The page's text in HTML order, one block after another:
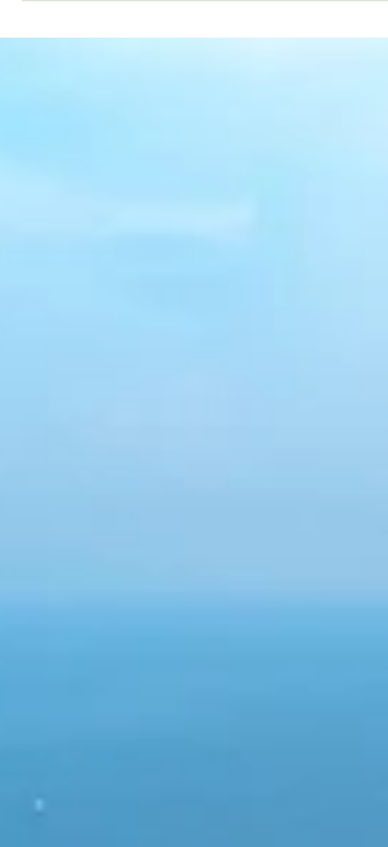
lunga tavolata affacciata sul mare, il sole che